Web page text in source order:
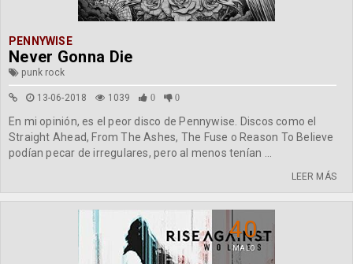
PENNYWISE
Never Gonna Die
punk rock
13-06-2018 1039 0 0
En mi opinión, es el peor disco de Pennywise. Discos como el
Straight Ahead, From The Ashes, The Fuse o Reason To Believe
podían pecar de irregulares, pero al menos tenían ...
LEER MÁS
40
MALO